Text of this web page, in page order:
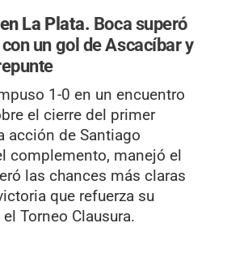
La Plata. Boca superó
un gol de Ascacíbar y
1-0 en un encuentro
el cierre del primer
acción de Santiago
complemento, manejó el
las chances más claras
que refuerza su
Torneo Clausura.